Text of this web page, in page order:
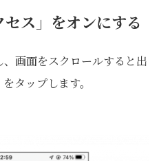
ス」をオンにする
画面をスクロールすると出
タップします。